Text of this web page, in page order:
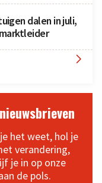
dalen in juli,

het weet, hol je
verandering,
je in op onze
de pols.